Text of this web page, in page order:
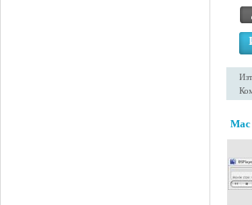
Mac